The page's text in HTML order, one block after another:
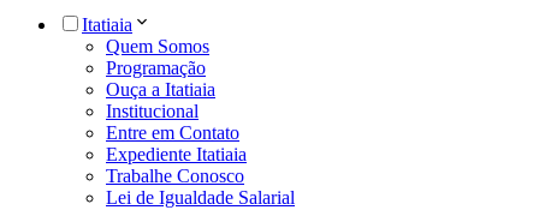
Itatiaia
Quem Somos
Programação
Ouça a Itatiaia
Institucional
Entre em Contato
Expediente Itatiaia
Trabalhe Conosco
Lei de Igualdade Salarial